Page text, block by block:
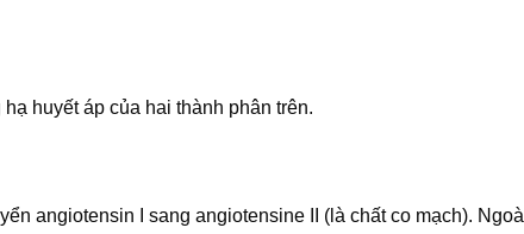
huyết áp của hai thành phân trên.
angiotensin I sang angiotensine II (là chất co mạch).